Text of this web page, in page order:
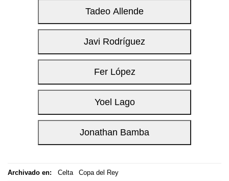
Archivado en: Celta Copa del Rey